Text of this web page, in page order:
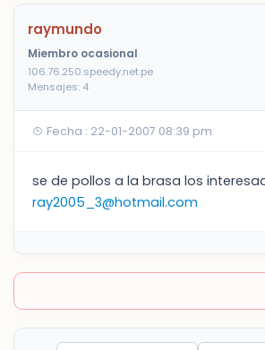
raymundo
Miembro ocasional
106.76.250.speedy.net.pe
Mensajes: 4
Fecha : 22-01-2007 08:39 pm
se de pollos a la brasa los
ray2005_3@hotmail.com